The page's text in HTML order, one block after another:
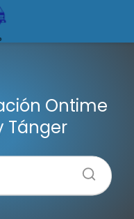
Ontime
Tánger